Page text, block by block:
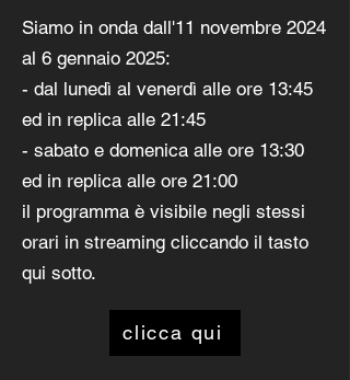
Siamo in onda dall'11 novembre 2024
al 6 gennaio 2025:
- dal lunedì al venerdì alle ore 13:45
ed in replica alle 21:45
- sabato e domenica alle ore 13:30
ed in replica alle ore 21:00
il programma è visibile negli stessi
orari in streaming cliccando il tasto
qui sotto.
clicca qui